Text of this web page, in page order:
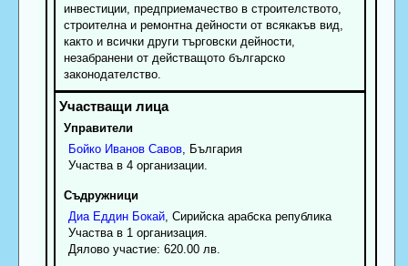
инвестиции, предприемачество в строителството,
строителна и ремонтна дейности от всякакъв вид,
както и всички други търговски дейности,
незабранени от действащото българско
законодателство.
Управители
Бойко Иванов Савов, България
Участва в 4 организации.
Съдружници
Диа Еддин Бокай, Сирийска арабска република
Участва в 1 организация.
Дялово участие: 620.00 лв.